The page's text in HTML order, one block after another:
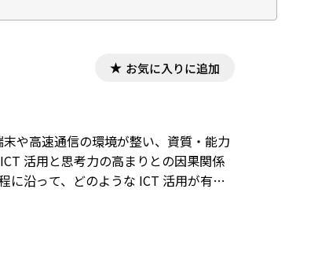
お気に入りに追加
や高速通信の環境が整い、資質・能力
活用と思考力の高まりとの因果関係
に沿って、どのような ICT 活用が有効